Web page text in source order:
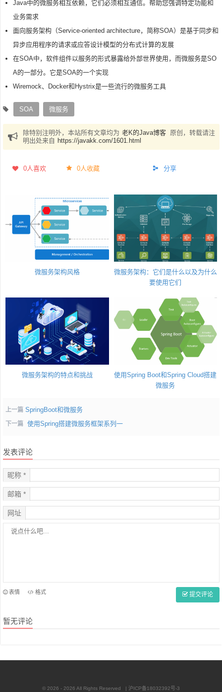
Java中的微服务相互依赖，它们必须相互通信。帮助您强调特定功能和
业务需求
面向服务架构（Service-oriented architecture，简称SOA）是基于同步和
异步应用程序的请求或应答设计模型的分布式计算的发展
在SOA中，软件组件以服务的形式暴露给外部世界使用，而微服务是SO
A的一部分。它是SOA的一个实现
Wiremock、Docker和Hystrix是一些流行的微服务工具
SOA 微服务
除特别注明外，本站所有文章均为 老K的Java博客 原创，转载请注
明出处来自 https://javakk.com/1601.html
0人喜欢 0人收藏 分享
微服务架构风格
微服务架构：它们是什么以及为什么
要使用它们
微服务架构的特点和挑战
使用Spring Boot和Spring Cloud搭建
微服务
上一篇 SpringBoot和微服务
下一篇 使用Spring搭建微服务框架系列一
发表评论
昵称 *
邮箱 *
网址
表情 格式 提交评论
暂无评论
© 2026 - 2026 All Rights Reserved | 沪ICP备18032392号-3